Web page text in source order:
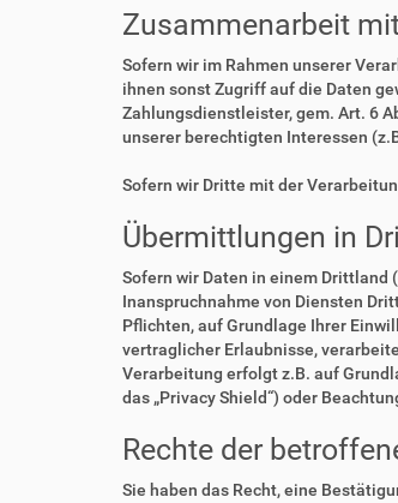
Zusammenarbeit
Sofern wir im Rahmen unserer
ihnen sonst Zugriff auf die Daten
Zahlungsdienstleister, gem. Art. 6
unserer berechtigten Interessen
Sofern wir Dritte mit der
Übermittlungen in
Sofern wir Daten in einem Drittland
Inanspruchnahme von Diensten
Pflichten, auf Grundlage Ihrer
vertraglicher Erlaubnisse,
Verarbeitung erfolgt z.B. auf
das „Privacy Shield“) oder
Rechte der
Sie haben das Recht, eine